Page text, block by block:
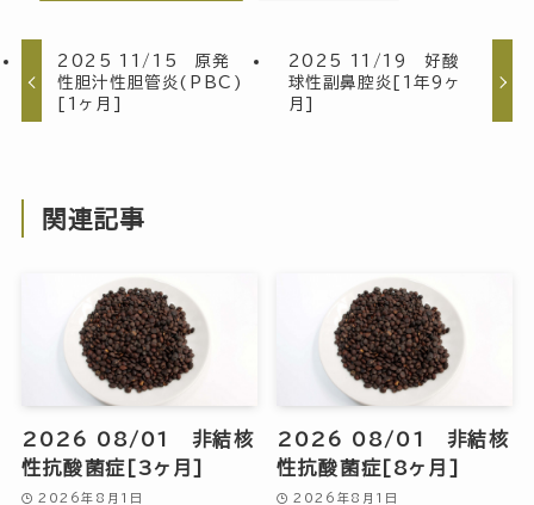
2025 11/15 原発
性胆汁性胆管炎(PBC)
[1ヶ月]
2025 11/19 好酸
球性副鼻腔炎[1年9ヶ
月]
関連記事
2026 08/01 非結核
性抗酸菌症[3ヶ月]
2026年8月1日
2026 08/01 非結核
性抗酸菌症[8ヶ月]
2026年8月1日